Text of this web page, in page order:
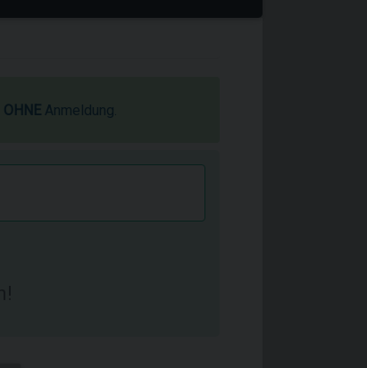
OHNE Anmeldung.